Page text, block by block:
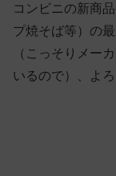
コンビニの新商
プ焼そば等）の
（こっそりメー
いるので）、よ